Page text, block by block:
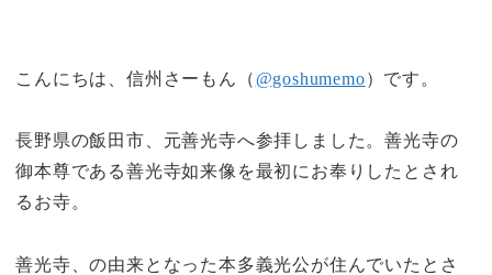
こんにちは、信州さーもん（ @goshumemo）です。
長野県の飯田市、 元善光寺へ参拝しました。善光寺の
御本尊である善光寺如来像を最初にお奉りしたとされ
るお寺。
善光寺、の由来となった本多義光公が住んでいたとさ